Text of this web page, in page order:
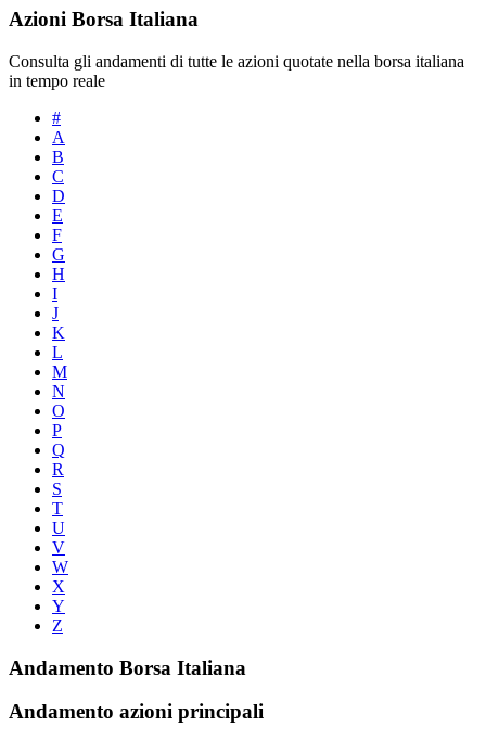
Azioni Borsa Italiana
Consulta gli andamenti di tutte le azioni quotate nella borsa italiana
in tempo reale
#
A
B
C
D
E
F
G
H
I
J
K
L
M
N
O
P
Q
R
S
T
U
V
W
X
Y
Z
Andamento Borsa Italiana
Andamento azioni principali